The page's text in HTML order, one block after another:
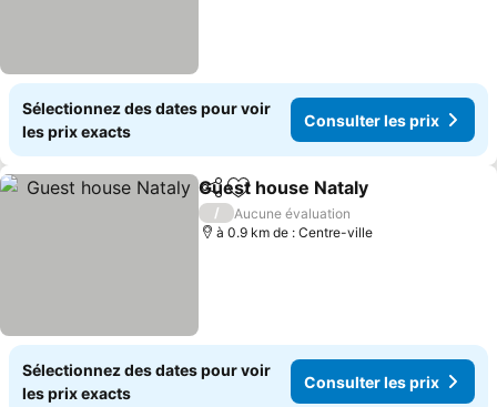
Sélectionnez des dates pour voir
les prix exacts
Consulter les prix
PartagerAjouter à mes favoris
Guest house Nataly
/
Aucune évaluation
à 0.9 km de : Centre-ville
Sélectionnez des dates pour voir
les prix exacts
Consulter les prix